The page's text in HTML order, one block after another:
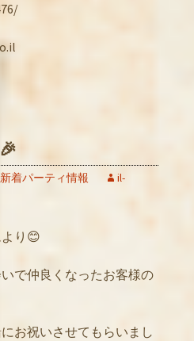
新着パーティ情報
il-
り😊
で仲良くなったお客様の
お祝いさせてもらいまし